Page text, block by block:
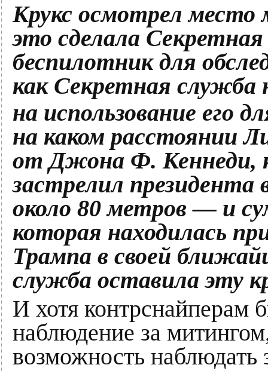
Крукс осмотрел место
это сделала
беспилотник для
как Секретная служба
на использование его
на каком расстоянии
от Джона Ф. Кеннеди,
застрелил
около 80 метров — и
которая находилась
Трампа в своей
служба оставила эту
И хотя контрснайперам
наблюдение за
возможность наблюдать